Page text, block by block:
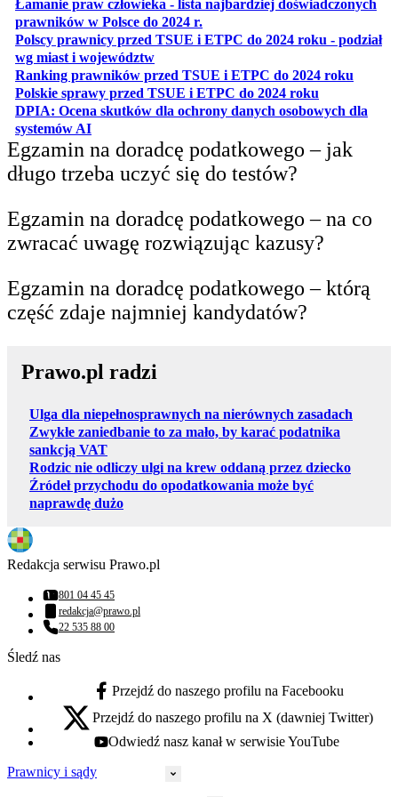
Łamanie praw człowieka - lista najbardziej doświadczonych
prawników w Polsce do 2024 r.
Polscy prawnicy przed TSUE i ETPC do 2024 roku - podział
wg miast i województwotwiera się w nowej karcie
Ranking prawników przed TSUE i ETPC do 2024 roku
Polskie sprawy przed TSUE i ETPC do 2024 roku
DPIA: Ocena skutków dla ochrony danych osobowych dla
systemów AIotwiera się w nowej karcie
Egzamin na doradcę podatkowego – jak
długo trzeba uczyć się do testów?
Egzamin na doradcę podatkowego – na co
zwracać uwagę rozwiązując kazusy?
Egzamin na doradcę podatkowego – którą
część zdaje najmniej kandydatów?
Prawo.pl radzi
Ulga dla niepełnosprawnych na nierównych zasadach
Zwykłe zaniedbanie to za mało, by karać podatnika
sankcją VAT
Rodzic nie odliczy ulgi na krew oddaną przez dziecko
Źródeł przychodu do opodatkowania może być
naprawdę dużo
Redakcja serwisu Prawo.pl
Numer telefonu:
801 04 45 45
Adres email:
redakcja@prawo.pl
Numer telefonu:
22 535 88 00
Śledź nas
facebook - otwiera się w nowej karcie
Przejdź do naszego profilu na Facebooku
x - otwiera się w nowej karcie
Przejdź do naszego profilu na X (dawniej Twitter)
youtube - otwiera się w nowej karcie
Odwiedź nasz kanał w serwisie YouTube
Prawnicy i sądy